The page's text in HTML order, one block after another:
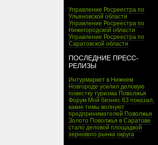
Управление Росреестра по
Ульяновской области
Управление Росреестра по
Нижегородской области
Управление Росреестра по
Саратовской области
ПОСЛЕДНИЕ ПРЕСС-
РЕЛИЗЫ
Интурмаркет в Нижнем
Новгороде усилил деловую
повестку туризма Поволжья
Форум Мой бизнес 63 показал,
какие темы волнуют
предпринимателей Поволжья
Золото Поволжья в Саратове
стало деловой площадкой
зернового рынка округа